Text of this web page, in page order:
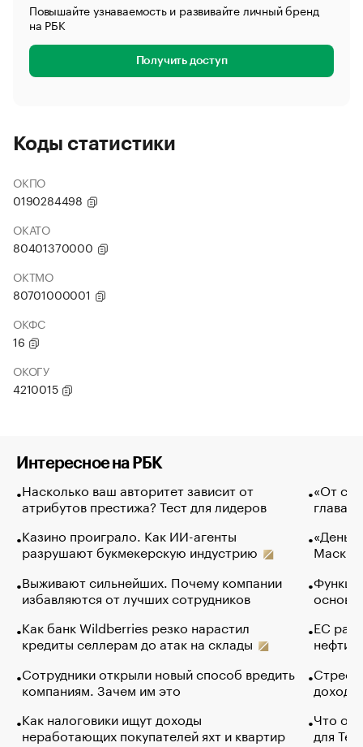
Повышайте узнаваемость и развивайте личный бренд
на РБК
Получить доступ
Коды статистики
ОКПО
0190284498
ОКАТО
80401370000
ОКТМО
80701000001
ОКФС
16
ОКОГУ
4210015
Интересное на РБК
Насколько ваш авторитет зависит от
атрибутов престижа? Тест для лидеров
Казино проиграло. Как ИИ-агенты
разрушают букмекерскую индустрию
Выживают сильнейших. Почему компании
избавляются от лучших сотрудников
Как банк Wildberries резко нарастил
кредиты селлерам до атак на склады
Сотрудники открыли новый способ вредить
компаниям. Зачем им это
Как налоговики ищут доходы
неработающих покупателей яхт и квартир
«От
глава
Маск в
основ
ЕС
нефти
Что
для